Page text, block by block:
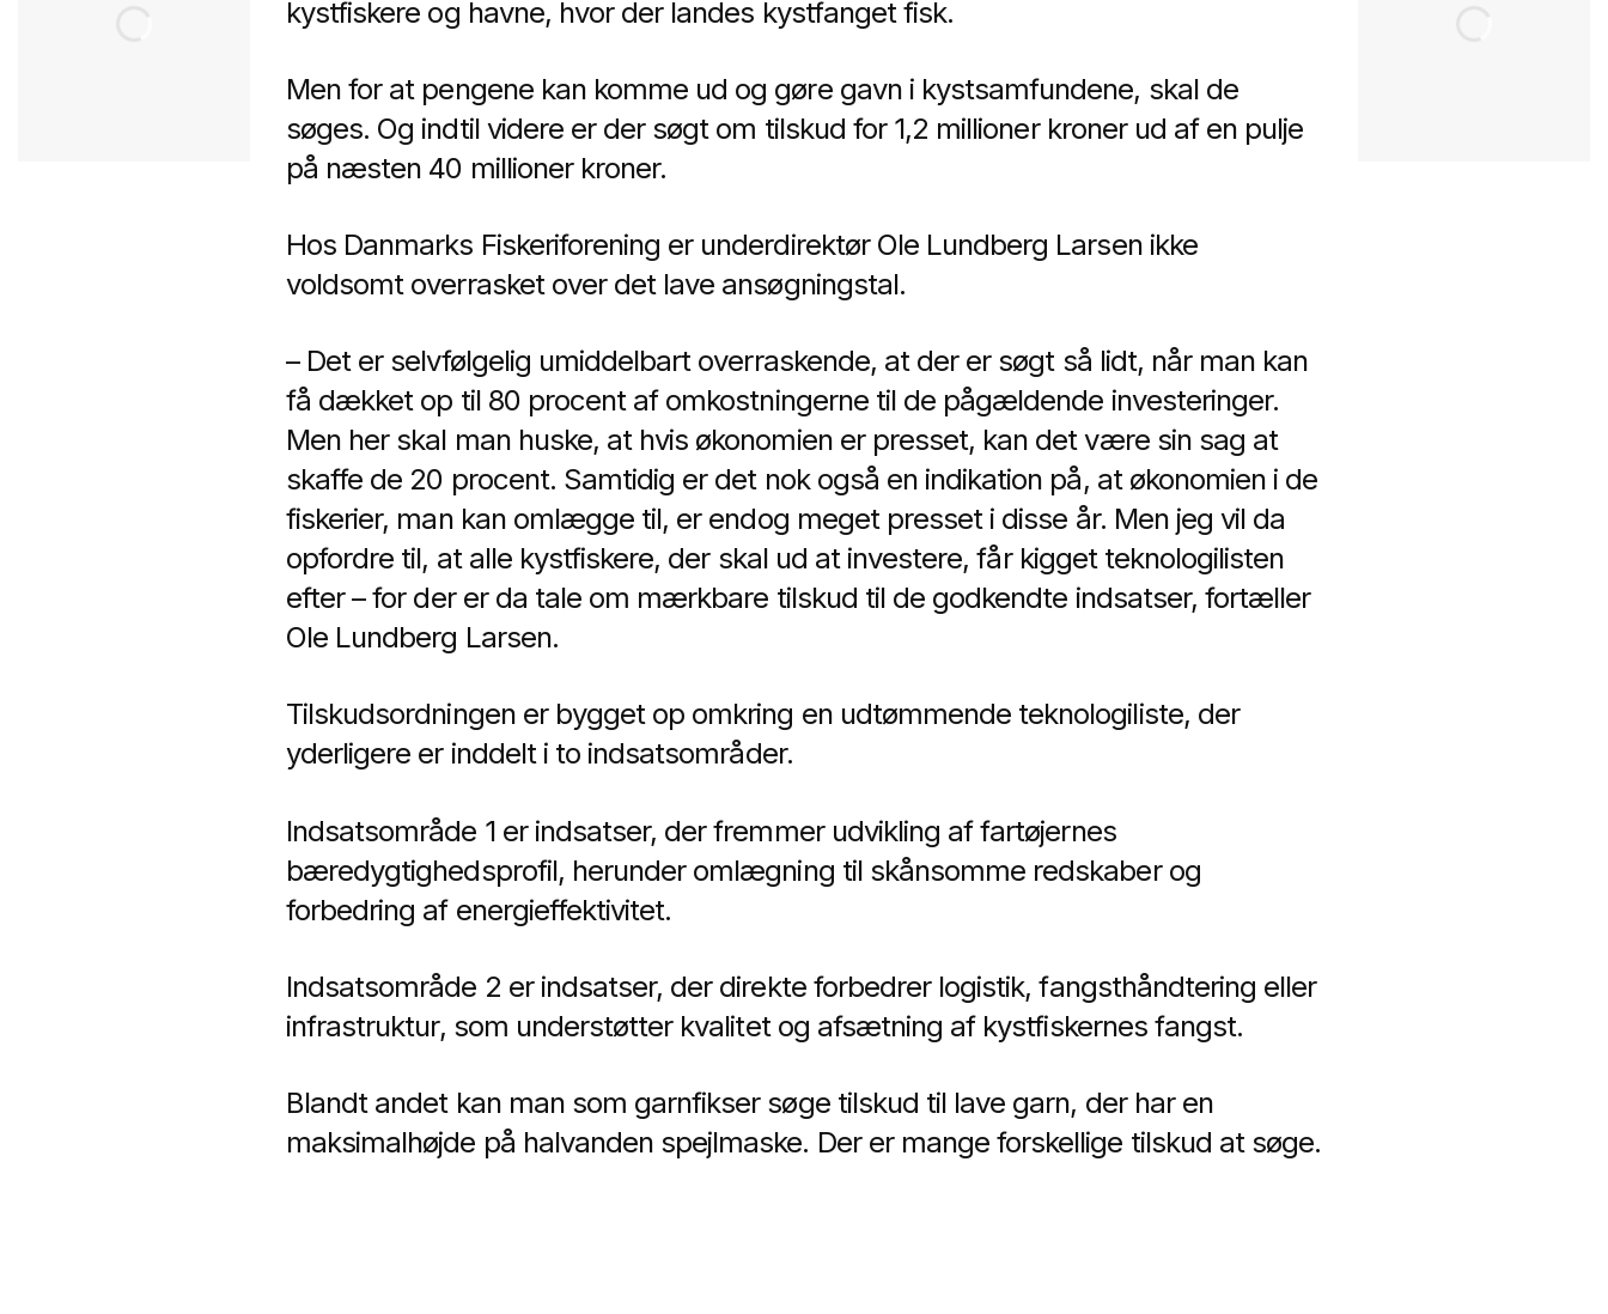
kystfiskere og havne, hvor der landes kystfanget fisk.
Men for at pengene kan komme ud og gøre gavn i kystsamfundene, skal de
søges. Og indtil videre er der søgt om tilskud for 1,2 millioner kroner ud af en pulje
på næsten 40 millioner kroner.
Hos Danmarks Fiskeriforening er underdirektør Ole Lundberg Larsen ikke
voldsomt overrasket over det lave ansøgningstal.
– Det er selvfølgelig umiddelbart overraskende, at der er søgt så lidt, når man kan
få dækket op til 80 procent af omkostningerne til de pågældende investeringer.
Men her skal man huske, at hvis økonomien er presset, kan det være sin sag at
skaffe de 20 procent. Samtidig er det nok også en indikation på, at økonomien i de
fiskerier, man kan omlægge til, er endog meget presset i disse år. Men jeg vil da
opfordre til, at alle kystfiskere, der skal ud at investere, får kigget teknologilisten
efter – for der er da tale om mærkbare tilskud til de godkendte indsatser, fortæller
Ole Lundberg Larsen.
Tilskudsordningen er bygget op omkring en udtømmende teknologiliste, der
yderligere er inddelt i to indsatsområder.
Indsatsområde 1 er indsatser, der fremmer udvikling af fartøjernes
bæredygtighedsprofil, herunder omlægning til skånsomme redskaber og
forbedring af energieffektivitet.
Indsatsområde 2 er indsatser, der direkte forbedrer logistik, fangsthåndtering eller
infrastruktur, som understøtter kvalitet og afsætning af kystfiskernes fangst.
Blandt andet kan man som garnfikser søge tilskud til lave garn, der har en
maksimalhøjde på halvanden spejlmaske. Der er mange forskellige tilskud at søge.